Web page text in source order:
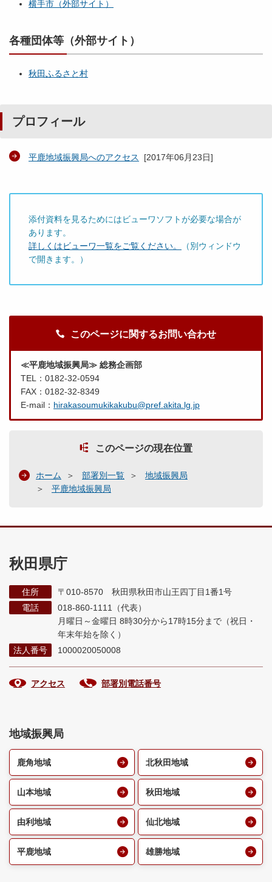
横手市（外部サイト）
各種団体等（外部サイト）
秋田ふるさと村
プロフィール
平鹿地域振興局へのアクセス [2017年06月23日]
添付資料を見るためにはビューワソフトが必要な場合が
あります。
詳しくはビューワ一覧をご覧ください。
（別ウィンドウ
で開きます。）
このページに関するお問い合わせ
≪平鹿地域振興局≫ 総務企画部
TEL：0182-32-0594
FAX：0182-32-8349
E-mail： hirakasoumukikakubu@pref.akita.lg.jp
このページの現在位置
ホーム 部署別一覧
地域振興局
平鹿地域振興局
秋田県庁
住所
〒010-8570 秋田県秋田市山王四丁目1番1号
電話
018-860-1111（代表）
月曜日～金曜日 8時30分から17時15分まで （祝日・
年末年始を除く）
法人番号
1000020050008
アクセス 部署別電話番号
地域振興局
鹿角地域 北秋田地域
山本地域 秋田地域
由利地域 仙北地域
平鹿地域 雄勝地域